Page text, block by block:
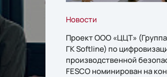
Новости
Проект ООО «ЦЦТ»
ГК Softline) по
производственной
FESCO номинирован на